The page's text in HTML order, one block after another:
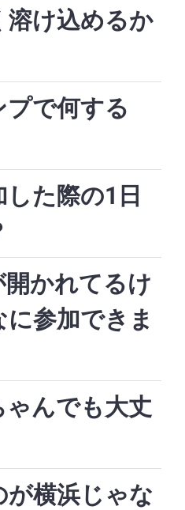
溶け込めるか
で何する
た際の1日
かれてるけ
参加できま
んでも大丈
横浜じゃな